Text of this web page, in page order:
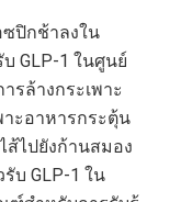
ซปิกช้าลงใน
GLP-1 ในศูนย์
ล้างกระเพาะ
าะอาหารกระตุ้น
ไปยังก้านสมอง
บ GLP-1 ใน